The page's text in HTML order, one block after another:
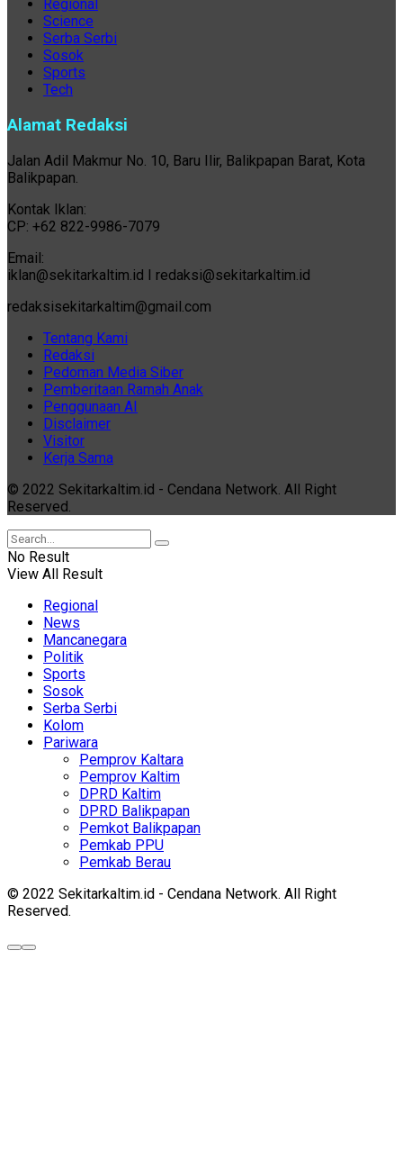
Regional
Science
Serba Serbi
Sosok
Sports
Tech
Alamat Redaksi
Jalan Adil Makmur No. 10, Baru Ilir, Balikpapan Barat, Kota
Balikpapan.
Kontak Iklan:
CP: +62 822-9986-7079
Email:
iklan@sekitarkaltim.id I redaksi@sekitarkaltim.id
redaksisekitarkaltim@gmail.com
Tentang Kami
Redaksi
Pedoman Media Siber
Pemberitaan Ramah Anak
Penggunaan AI
Disclaimer
Visitor
Kerja Sama
© 2022 Sekitarkaltim.id - Cendana Network. All Right
Reserved.
No Result
View All Result
Regional
News
Mancanegara
Politik
Sports
Sosok
Serba Serbi
Kolom
Pariwara
Pemprov Kaltara
Pemprov Kaltim
DPRD Kaltim
DPRD Balikpapan
Pemkot Balikpapan
Pemkab PPU
Pemkab Berau
© 2022 Sekitarkaltim.id - Cendana Network. All Right
Reserved.